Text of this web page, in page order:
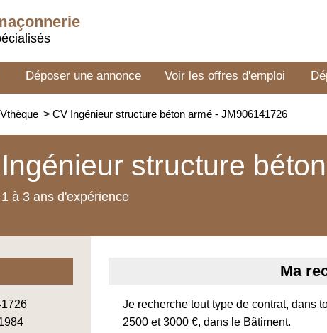
Déposer une annonce Voir les offres d'emploi
> CV Ingénieur structure béton armé - JM906141726
Ingénieur structure
1 à 3 ans d'expérience
Ma
Je recherche tout type de contrat, dans
2500 et 3000 €, dans le Bâtiment.